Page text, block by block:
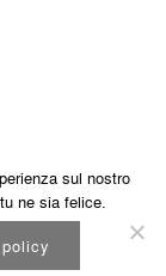
sul nostro
ne sia felice.